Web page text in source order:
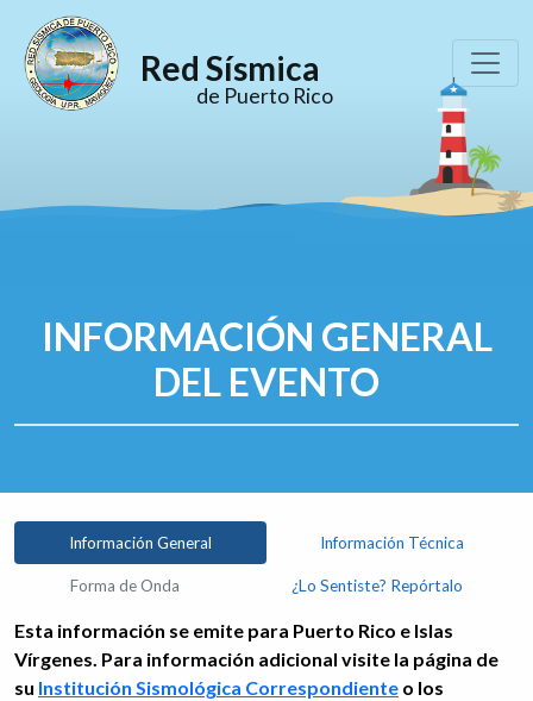
Red Sísmica
de Puerto Rico
INFORMACIÓN GENERAL
DEL EVENTO
Información General Información Técnica
Forma de Onda ¿Lo Sentiste? Repórtalo
Esta información se emite para Puerto Rico e Islas
Vírgenes. Para información adicional visite la página de
su Institución Sismológica Correspondiente o los